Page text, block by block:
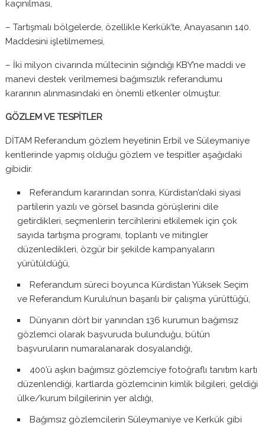
kaçınılması,
– Tartışmalı bölgelerde, özellikle Kerkük’te, Anayasanın 140.
Maddesini işletilmemesi,
– İki milyon civarında mültecinin sığındığı KBY’ne maddi ve
manevi destek verilmemesi bağımsızlık referandumu
kararının alınmasındaki en önemli etkenler olmuştur.
GÖZLEM VE TESPİTLER
DİTAM Referandum gözlem heyetinin Erbil ve Süleymaniye
kentlerinde yapmış olduğu gözlem ve tespitler aşağıdaki
gibidir.
Referandum kararından sonra, Kürdistan’daki siyasi
partilerin yazılı ve görsel basında görüşlerini dile
getirdikleri, seçmenlerin tercihlerini etkilemek için çok
sayıda tartışma programı, toplantı ve mitingler
düzenledikleri, özgür bir şekilde kampanyaların
yürütüldüğü,
Referandum süreci boyunca Kürdistan Yüksek Seçim
ve Referandum Kurulu’nun başarılı bir çalışma yürüttüğü,
Dünyanın dört bir yanından 136 kurumun bağımsız
gözlemci olarak başvuruda bulunduğu, bütün
başvuruların numaralanarak dosyalandığı,
400’ü aşkın bağımsız gözlemciye fotoğraflı tanıtım kartı
düzenlendiği, kartlarda gözlemcinin kimlik bilgileri, geldiği
ülke/kurum bilgilerinin yer aldığı,
Bağımsız gözlemcilerin Süleymaniye ve Kerkük gibi